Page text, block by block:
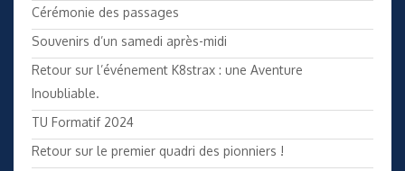
Cérémonie des passages
Souvenirs d’un samedi après-midi
Retour sur l’événement K8strax : une Aventure
Inoubliable.
TU Formatif 2024
Retour sur le premier quadri des pionniers !